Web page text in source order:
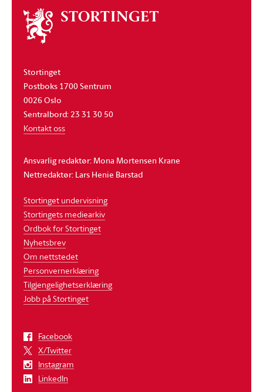
Om
stortinget
Stortinget
Postboks 1700 Sentrum
0026 Oslo
Sentralbord: 23 31 30 50
Kontakt oss
Ansvarlig redaktør: Mona Mortensen Krane
Nettredaktør: Lars Henie Barstad
Stortinget undervisning
Stortingets mediearkiv
Ordbok for Stortinget
Nyhetsbrev
Om nettstedet
Personvernerklæring
Tilgjengelighetserklæring
Jobb på Stortinget
Facebook
X/Twitter
Instagram
LinkedIn